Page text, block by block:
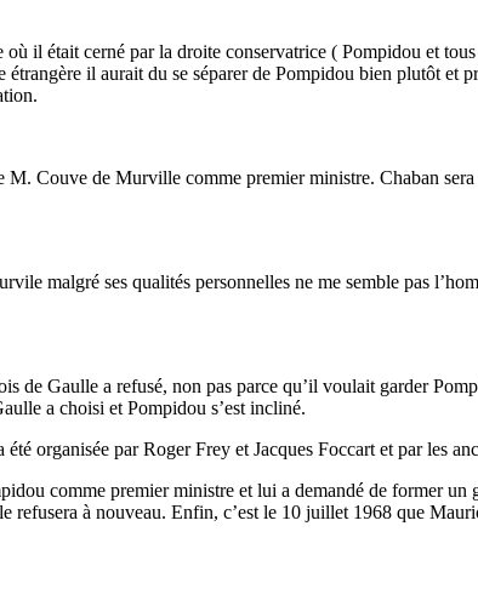
il était cerné par la droite conservatrice ( Pompidou et
il aurait du se séparer de Pompidou bien plutôt et
Couve de Murville comme premier ministre. Chaban
malgré ses qualités personnelles ne me semble pas
de Gaulle a refusé, non pas parce qu’il voulait garder
a choisi et Pompidou s’est incliné.
organisée par Roger Frey et Jacques Foccart et par les
comme premier ministre et lui a demandé de former
refusera à nouveau. Enfin, c’est le 10 juillet 1968 que